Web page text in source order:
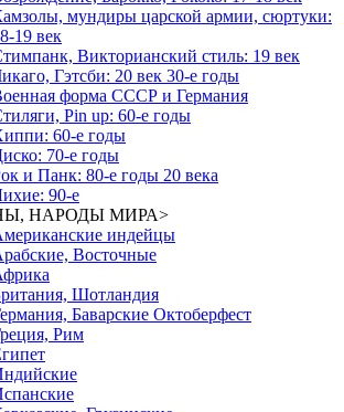
мундиры царской армии, сюртуки:
19 век
Викторианский стиль: 19 век
Гэтсби: 20 век 30-е годы
форма СССР и Германия
Pin up: 60-е годы
60-е годы
70-е годы
и Панк: 80-е годы 20 века
90-е
НАРОДЫ МИРА>
индейцы
Восточные
Шотландия
Баварские Октоберфест
Рим